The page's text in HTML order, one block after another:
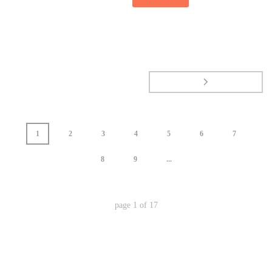
1 2 3 4 5 6 7
8 9 ...
page 1 of 17